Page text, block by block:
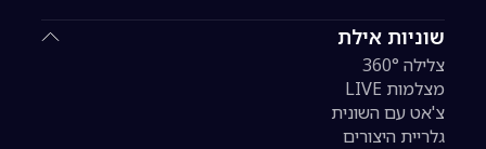
שוניות אילת
צלילה 360°
מצלמות LIVE
צ'אט עם השונית
גלריית היצורים